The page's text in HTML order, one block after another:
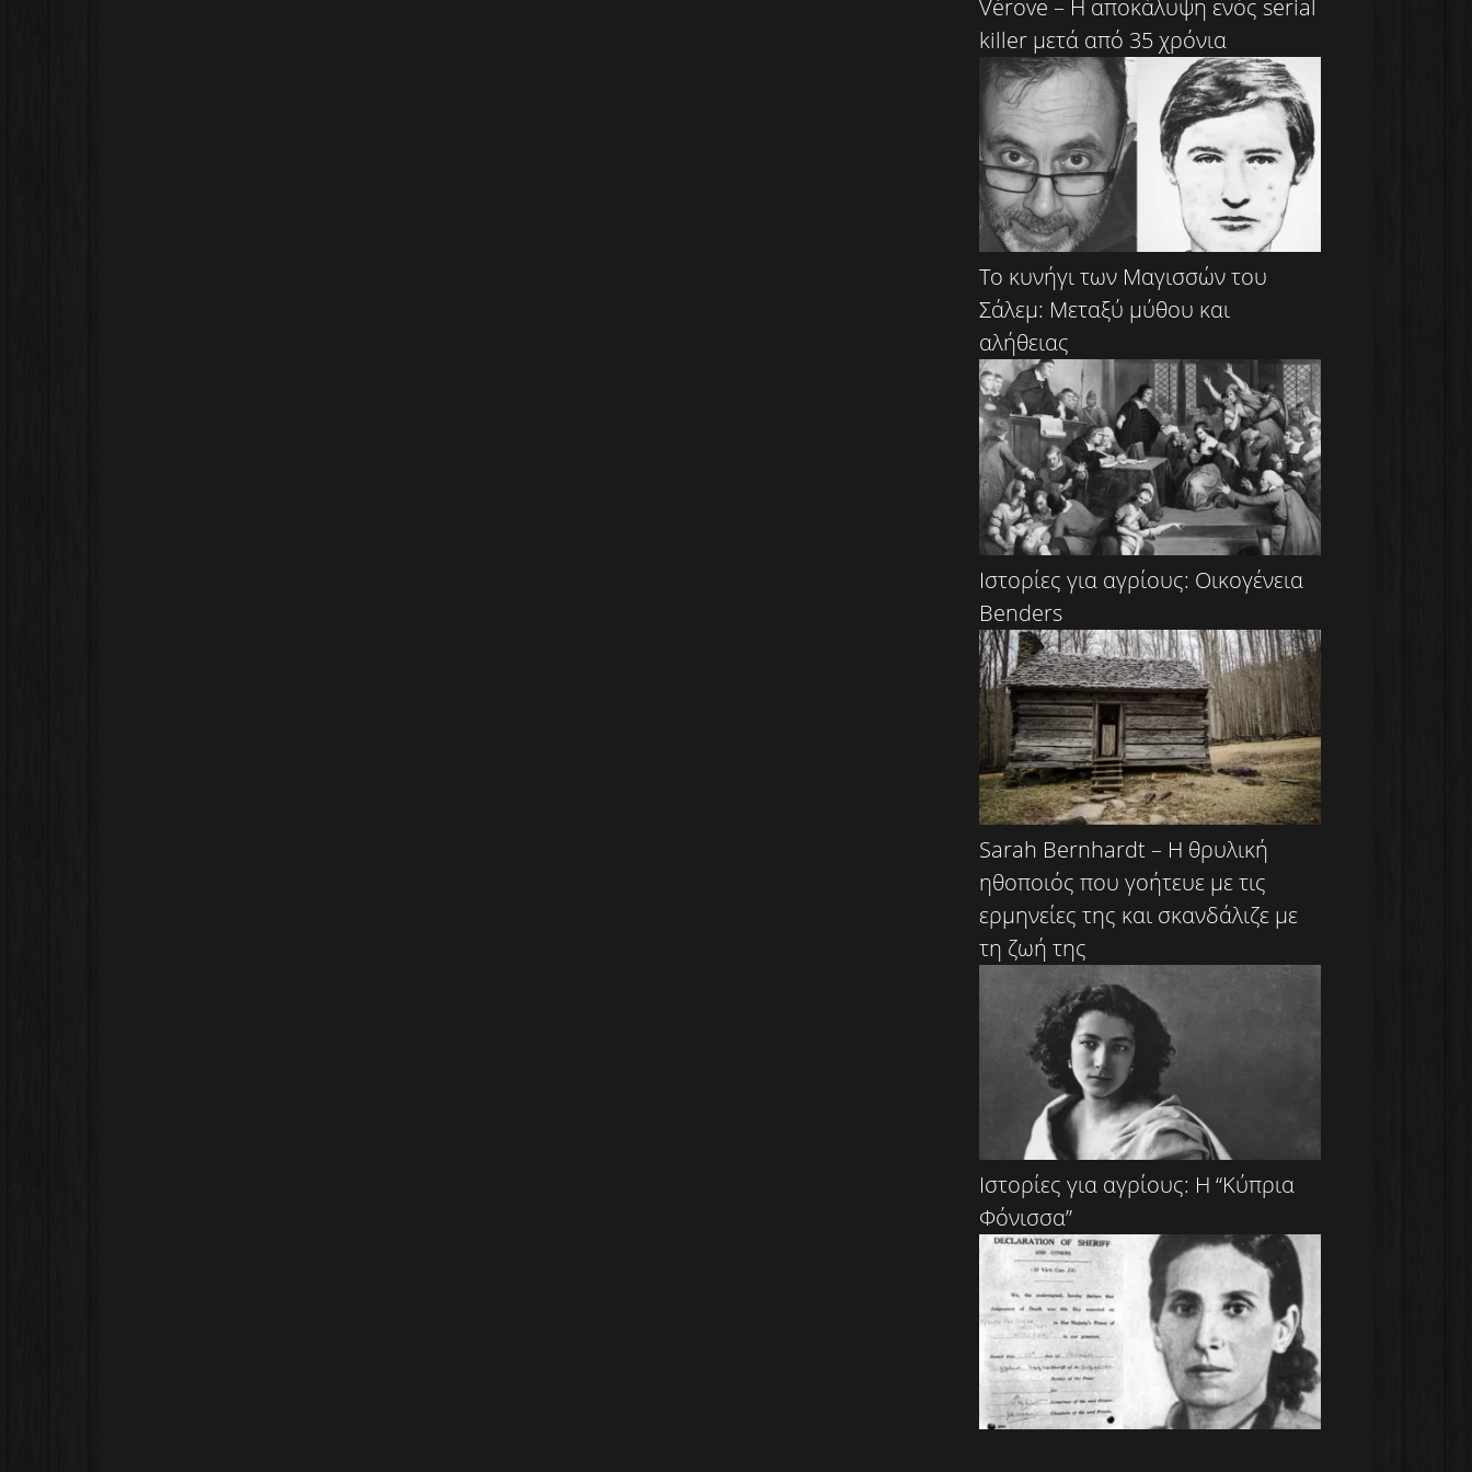
Vérove – Η αποκάλυψη ενός serial
killer μετά από 35 χρόνια
Το κυνήγι των Μαγισσών του
Σάλεμ: Μεταξύ μύθου και
αλήθειας
Ιστορίες για αγρίους: Οικογένεια
Benders
Sarah Bernhardt – Η θρυλική
ηθοποιός που γοήτευε με τις
ερμηνείες της και σκανδάλιζε με
τη ζωή της
Ιστορίες για αγρίους: Η “Κύπρια
Φόνισσα”